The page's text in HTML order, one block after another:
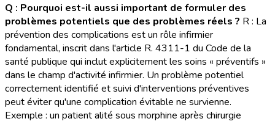
Q : Pourquoi est-il aussi important de formuler des
problèmes potentiels que des problèmes réels ? R : La
prévention des complications est un rôle infirmier
fondamental, inscrit dans l'article R. 4311-1 du Code de la
santé publique qui inclut explicitement les soins « préventifs »
dans le champ d'activité infirmier. Un problème potentiel
correctement identifié et suivi d'interventions préventives
peut éviter qu'une complication évitable ne survienne.
Exemple : un patient alité sous morphine après chirurgie